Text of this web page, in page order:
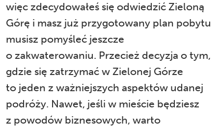
więc zdecydowałeś się odwiedzić Zieloną
Górę i masz już przygotowany plan pobytu
musisz pomyśleć jeszcze
o zakwaterowaniu. Przecież decyzja o tym,
gdzie się zatrzymać w Zielonej Górze
to jeden z ważniejszych aspektów udanej
podróży. Nawet, jeśli w mieście będziesz
z powodów biznesowych, warto